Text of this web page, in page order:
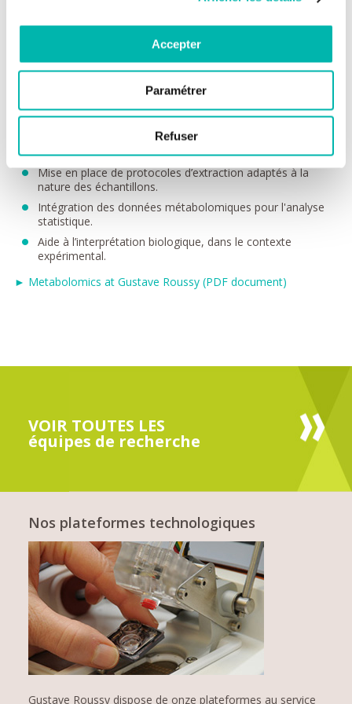
Accepter
Paramétrer
Refuser
par MS Haute Résolution.
Analyse quantitative de métabolites candidats.
Assister les scientifiques tout au long du projet
analytiques.
Aider à définir les questions découlant du projet et le
design expérimental y répondant.
Mise en place de protocoles d’extraction adaptés à la
nature des échantillons.
Intégration des données métabolomiques pour l'analyse
statistique.
Aide à l’interprétation biologique, dans le contexte
expérimental.
► Metabolomics at Gustave Roussy (PDF document)
VOIR TOUTES LES
équipes de recherche
Nos plateformes technologiques
Gustave Roussy dispose de onze plateformes au service